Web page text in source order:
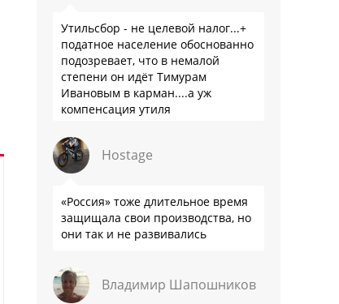
Утильсбор - не целевой налог...+
податное население обоснованно
подозревает, что в немалой
степени он идёт Тимурам
Ивановым в карман....а уж
компенсация утиля
что прям эталон коррупции
Hostage
«Россия» тоже длительное время
защищала свои производства, но
они так и не развивались
Владимир Шапошников